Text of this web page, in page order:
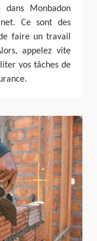
Monbadon
Ce sont des
faire un travail
appelez vite
vos tâches de